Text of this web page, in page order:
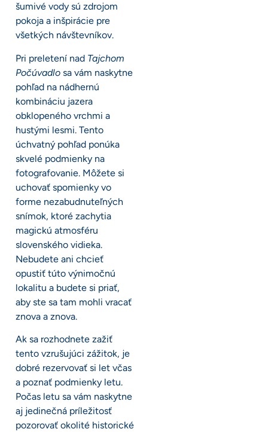
šumivé vody sú zdrojom
pokoja a inšpirácie pre
všetkých návštevníkov.
Pri preletení nad Tajchom
Počúvadlo sa vám naskytne
pohľad na nádhernú
kombináciu jazera
obklopeného vrchmi a
hustými lesmi. Tento
úchvatný pohľad ponúka
skvelé podmienky na
fotografovanie. Môžete si
uchovať spomienky vo
forme nezabudnuteľných
snímok, ktoré zachytia
magickú atmosféru
slovenského vidieka.
Nebudete ani chcieť
opustiť túto výnimočnú
lokalitu a budete si priať,
aby ste sa tam mohli vracať
znova a znova.
Ak sa rozhodnete zažiť
tento vzrušujúci zážitok, je
dobré rezervovať si let včas
a poznať podmienky letu.
Počas letu sa vám naskytne
aj jedinečná príležitosť
pozorovať okolité historické